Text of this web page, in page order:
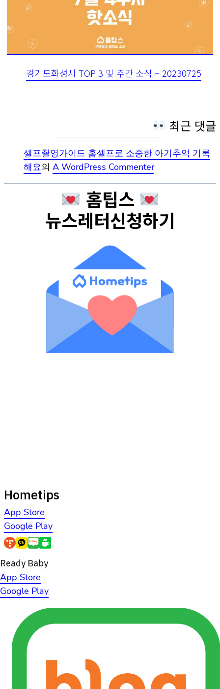
경기도화성시 TOP 3 및 주간 소식 – 20230725
최근 댓글
셀프촬영가이드 홈셀프로 소중한 아기추억 기록
해요의 A WordPress Commenter
홈팁스
뉴스레터신청하기
Hometips
App Store
Google Play
Ready Baby
App Store
Google Play